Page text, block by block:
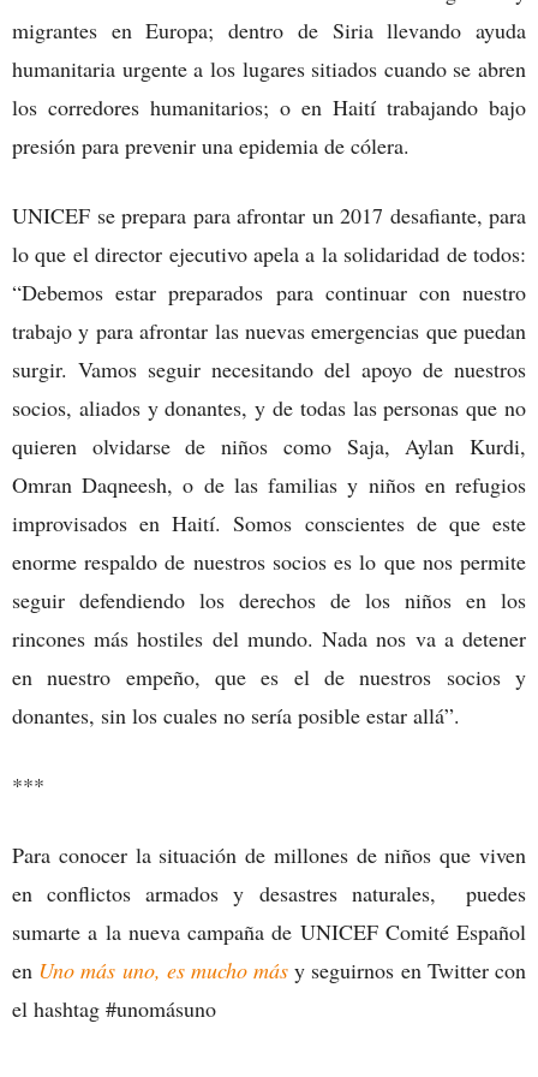
migrantes en Europa; dentro de Siria llevando ayuda
humanitaria urgente a los lugares sitiados cuando se abren
los corredores humanitarios; o en Haití trabajando bajo
presión para prevenir una epidemia de cólera.
UNICEF se prepara para afrontar un 2017 desafiante, para
lo que el director ejecutivo apela a la solidaridad de todos:
“Debemos estar preparados para continuar con nuestro
trabajo y para afrontar las nuevas emergencias que puedan
surgir. Vamos seguir necesitando del apoyo de nuestros
socios, aliados y donantes, y de todas las personas que no
quieren olvidarse de niños como Saja, Aylan Kurdi,
Omran Daqneesh, o de las familias y niños en refugios
improvisados en Haití. Somos conscientes de que este
enorme respaldo de nuestros socios es lo que nos permite
seguir defendiendo los derechos de los niños en los
rincones más hostiles del mundo. Nada nos va a detener
en nuestro empeño, que es el de nuestros socios y
donantes, sin los cuales no sería posible estar allá”.
***
Para conocer la situación de millones de niños que viven
en conflictos armados y desastres naturales, puedes
sumarte a la nueva campaña de UNICEF Comité Español
en Uno más uno, es mucho más y seguirnos en Twitter con
el hashtag #unomásuno